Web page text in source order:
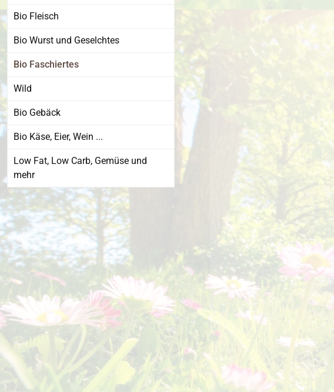
Bio Fleisch
Bio Wurst und Geselchtes
Bio Faschiertes
Wild
Bio Gebäck
Bio Käse, Eier, Wein ...
Low Fat, Low Carb, Gemüse und
mehr